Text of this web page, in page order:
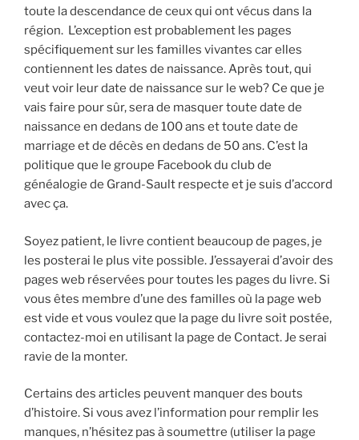
toute la descendance de ceux qui ont vécus dans la
région. L’exception est probablement les pages
spécifiquement sur les familles vivantes car elles
contiennent les dates de naissance. Après tout, qui
veut voir leur date de naissance sur le web? Ce que je
vais faire pour sûr, sera de masquer toute date de
naissance en dedans de 100 ans et toute date de
marriage et de décès en dedans de 50 ans. C’est la
politique que le groupe Facebook du club de
généalogie de Grand-Sault respecte et je suis d’accord
avec ça.
Soyez patient, le livre contient beaucoup de pages, je
les posterai le plus vite possible. J’essayerai d’avoir des
pages web réservées pour toutes les pages du livre. Si
vous êtes membre d’une des familles où la page web
est vide et vous voulez que la page du livre soit postée,
contactez-moi en utilisant la page de Contact. Je serai
ravie de la monter.
Certains des articles peuvent manquer des bouts
d’histoire. Si vous avez l’information pour remplir les
manques, n’hésitez pas à soumettre (utiliser la page